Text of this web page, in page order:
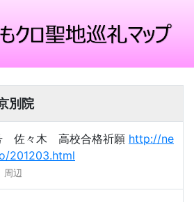
別院
佐々木 高校合格祈願 http://ne
201203.html
周辺